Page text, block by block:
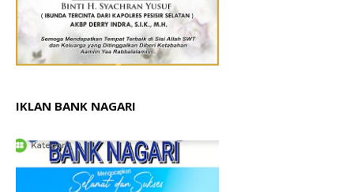
IKLAN BANK NAGARI